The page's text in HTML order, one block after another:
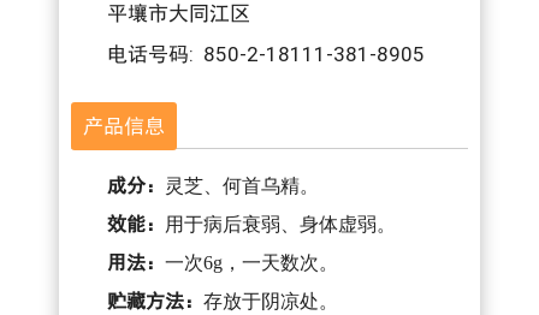
平壤市大同江区
电话号码: 850-2-18111-381-8905
产品信息
成分： 灵芝、何首乌精。
效能： 用于病后衰弱、身体虚弱。
用法： 一次6g，一天数次。
贮藏方法： 存放于阴凉处。